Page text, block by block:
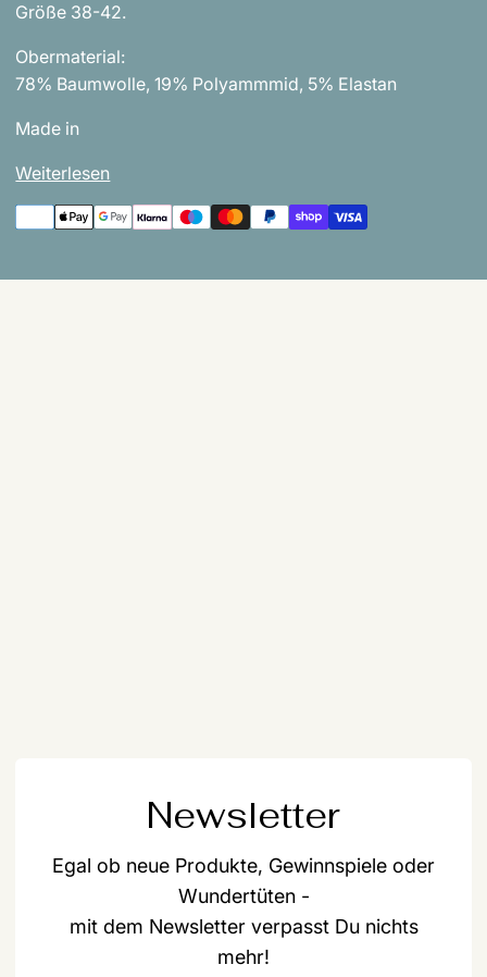
Größe 38-42.
Obermaterial:
78% Baumwolle, 19% Polyammmid, 5% Elastan
Made in
Weiterlesen
Newsletter
Egal ob neue Produkte, Gewinnspiele oder
Wundertüten -
mit dem Newsletter verpasst Du nichts
mehr!